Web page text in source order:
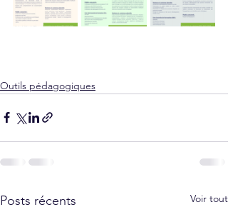
Outils pédagogiques
Posts récents Voir tout